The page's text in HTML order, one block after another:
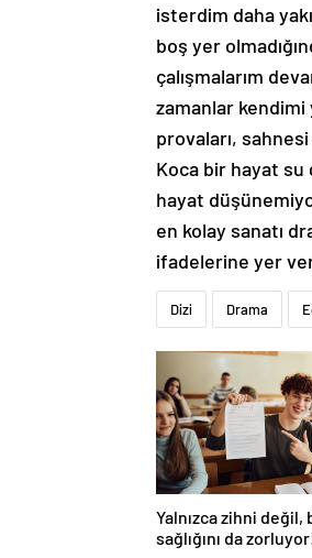
isterdim daha
boş yer
çalışmalarım
zamanlar kendimi
provaları,
Koca bir hayat su
hayat
en kolay sanatı
ifadelerine yer
Dizi Drama
Yalnızca zihni değil,
sağlığını da